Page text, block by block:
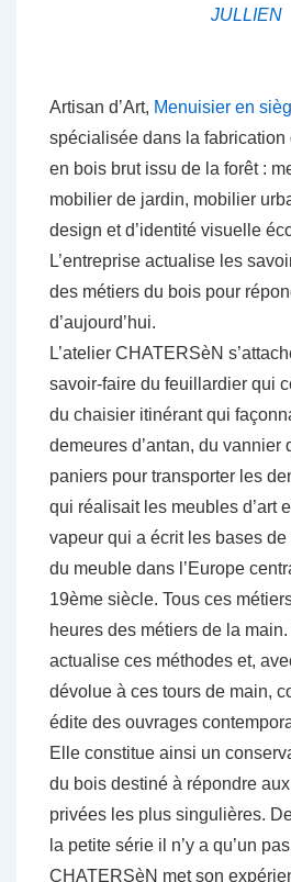
JULLIEN
Artisan d’Art, Menuisier en
spécialisée dans la fabrication
en bois brut issu de la forêt :
mobilier de jardin, mobilier
design et d’identité visuelle
L’entreprise actualise les
des métiers du bois pour
d’aujourd’hui.
L’atelier CHATERSèN
savoir-faire du feuillardier qui
du chaisier itinérant qui
demeures d’antan, du vannier
paniers pour transporter les
qui réalisait les meubles d’art
vapeur qui a écrit les bases de
du meuble dans l’Europe
19ème siècle. Tous ces
heures des métiers de la main.
actualise ces méthodes et,
dévolue à ces tours de main,
édite des ouvrages
Elle constitue ainsi un
du bois destiné à répondre
privées les plus singulières.
la petite série il n’y a qu’un
CHATERSèN met son